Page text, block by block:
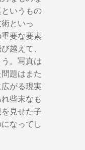
いうもの
といっ
要な要素
越えて、
。写真は
題はまた
がる現実
些末なも
見せた子
なってし